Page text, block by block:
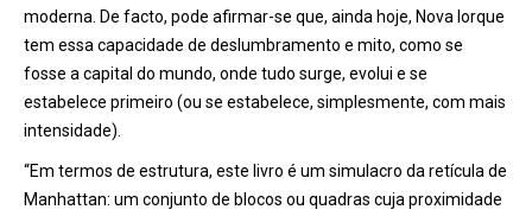
moderna. De facto, pode afirmar-se que, ainda hoje, Nova Iorque
tem essa capacidade de deslumbramento e mito, como se
fosse a capital do mundo, onde tudo surge, evolui e se
estabelece primeiro (ou se estabelece, simplesmente, com mais
intensidade).
“Em termos de estrutura, este livro é um simulacro da retícula de
Manhattan: um conjunto de blocos ou quadras cuja proximidade